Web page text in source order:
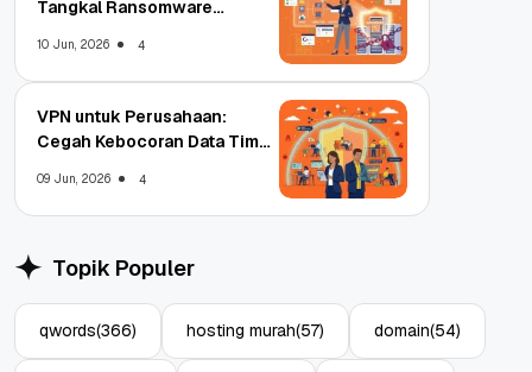
Tangkal Ransomware
10 Jun, 2026 4
VPN untuk Perusahaan:
Cegah Kebocoran Data Tim
09 Jun, 2026 4
Topik Populer
qwords(366) hosting murah(57) domain(54)